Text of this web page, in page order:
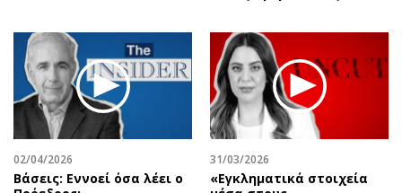
02/04/2026
Βάσεις: Εννοεί όσα λέει ο
31/03/2026
«Εγκληματικά στοιχεία